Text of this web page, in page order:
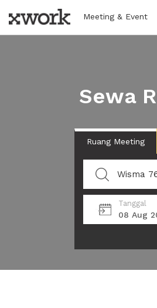
Meeting & Event
Sewa
Ruang Meeting
Tanggal
08 Aug